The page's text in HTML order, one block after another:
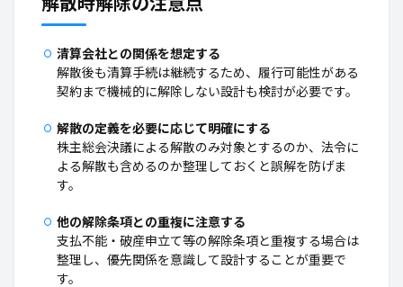
清算会社との関係を想定する
解散後も清算手続は継続するため、履行可能性がある
契約まで機械的に解除しない設計も検討が必要です。
解散の定義を必要に応じて明確にする
株主総会決議による解散のみ対象とするのか、法令に
よる解散も含めるのか整理しておくと誤解を防げま
す。
他の解除条項との重複に注意する
支払不能・破産申立て等の解除条項と重複する場合は
整理し、優先関係を意識して設計することが重要で
す。